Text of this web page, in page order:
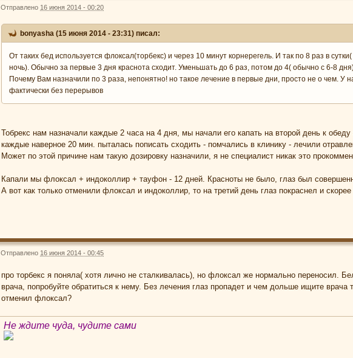
Отправлено 16 июня 2014 - 00:20
bonyasha (15 июня 2014 - 23:31) писал:
От таких бед используется флоксал(торбекс) и через 10 минут корнерегель. И так по 8 раз в
ночь). Обычно за первые 3 дня краснота сходит. Уменьшать до 6 раз, потом до 4( обычно с 6-8
Почему Вам назначили по 3 раза, непонятно! но такое лечение в первые дни, просто не о чем. У
фактически без перерывов
Тобрекс нам назначали каждые 2 часа на 4 дня, мы начали его капать на второй день к
каждые наверное 20 мин. пыталась пописать сходить - помчались в клинику - лечили
Может по этой причине нам такую дозировку назначили, я не специалист никак это
Капали мы флоксал + индоколлир + тауфон - 12 дней. Красноты не было, глаз был
А вот как только отменили флоксал и индоколлир, то на третий день глаз покраснел и скорее
Отправлено 16 июня 2014 - 00:45
про торбекс я поняла( хотя лично не сталкивалась), но флоксал же нормально переносил.
врача, попробуйте обратиться к нему. Без лечения глаз пропадет и чем дольше ищите
отменил флоксал?
Не ждите чуда, чудите сами